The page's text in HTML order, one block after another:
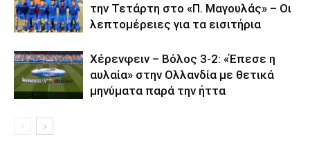
την Τετάρτη στο «Π. Μαγουλάς» – Οι
λεπτομέρειες για τα εισιτήρια
Χέρενφειν – Βόλος 3-2: «Έπεσε η
αυλαία» στην Ολλανδία με θετικά
μηνύματα παρά την ήττα